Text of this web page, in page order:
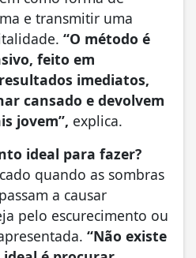
e transmitir uma
“O método é
feito em
imediatos,
cansado e devolvem
jovem”, explica.
ideal para fazer?
quando as sombras
a causar
pelo escurecimento ou
“Não existe